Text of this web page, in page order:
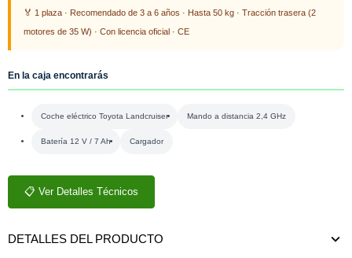
🏅 1 plaza · Recomendado de 3 a 6 años · Hasta 50 kg · Tracción trasera (2
motores de 35 W) · Con licencia oficial · CE
En la caja encontrarás
Coche eléctrico Toyota Landcruiser Mando a distancia 2,4 GHz
Batería 12 V / 7 Ah Cargador
📋 Ver Detalles Técnicos
DETALLES DEL PRODUCTO